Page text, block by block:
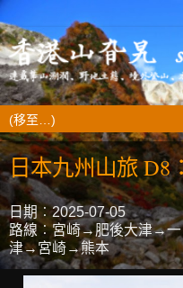
日本九州山旅 D8
日期︰2025-07-05
路線︰宮崎→肥後大津→
津→宮崎→熊本